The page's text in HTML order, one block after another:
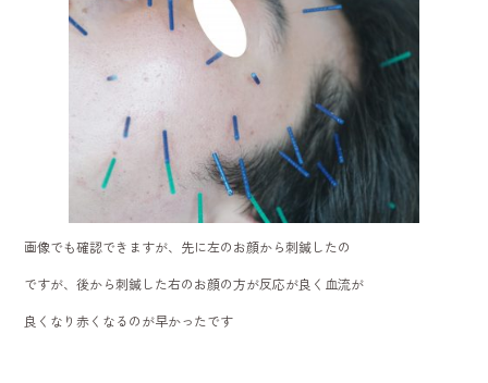
画像でも確認できますが、先に左のお顔から刺鍼したの
ですが、後から刺鍼した右のお顔の方が反応が良く血流が
良くなり赤くなるのが早かったです